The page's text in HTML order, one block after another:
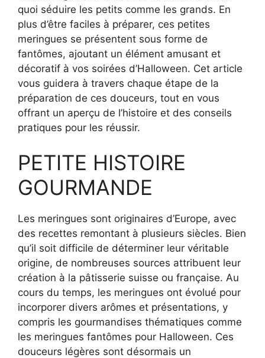
quoi séduire les petits comme les grands. En
plus d’être faciles à préparer, ces petites
meringues se présentent sous forme de
fantômes, ajoutant un élément amusant et
décoratif à vos soirées d’Halloween. Cet article
vous guidera à travers chaque étape de la
préparation de ces douceurs, tout en vous
offrant un aperçu de l’histoire et des conseils
pratiques pour les réussir.
PETITE HISTOIRE
GOURMANDE
Les meringues sont originaires d’Europe, avec
des recettes remontant à plusieurs siècles. Bien
qu’il soit difficile de déterminer leur véritable
origine, de nombreuses sources attribuent leur
création à la pâtisserie suisse ou française. Au
cours du temps, les meringues ont évolué pour
incorporer divers arômes et présentations, y
compris les gourmandises thématiques comme
les meringues fantômes pour Halloween. Ces
douceurs légères sont désormais un